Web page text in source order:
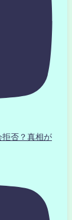
否？真相が